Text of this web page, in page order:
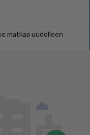
matkaa uudelleen